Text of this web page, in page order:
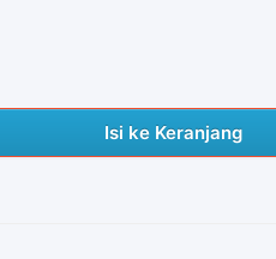
Isi ke Keranjang